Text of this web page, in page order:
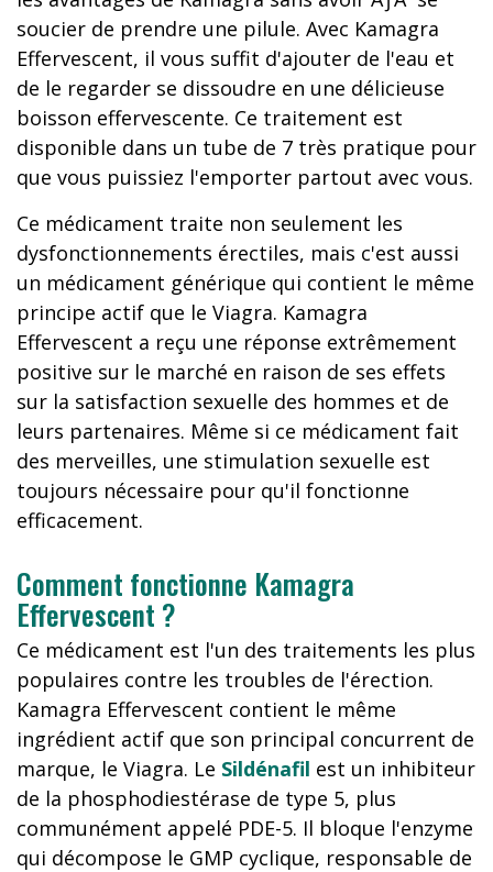
soucier de prendre une pilule. Avec Kamagra
Effervescent, il vous suffit d'ajouter de l'eau et
de le regarder se dissoudre en une délicieuse
boisson effervescente. Ce traitement est
disponible dans un tube de 7 très pratique pour
que vous puissiez l'emporter partout avec vous.
Ce médicament traite non seulement les
dysfonctionnements érectiles, mais c'est aussi
un médicament générique qui contient le même
principe actif que le Viagra. Kamagra
Effervescent a reçu une réponse extrêmement
positive sur le marché en raison de ses effets
sur la satisfaction sexuelle des hommes et de
leurs partenaires. Même si ce médicament fait
des merveilles, une stimulation sexuelle est
toujours nécessaire pour qu'il fonctionne
efficacement.
Comment fonctionne Kamagra
Effervescent ?
Ce médicament est l'un des traitements les plus
populaires contre les troubles de l'érection.
Kamagra Effervescent contient le même
ingrédient actif que son principal concurrent de
marque, le Viagra. Le Sildénafil est un inhibiteur
de la phosphodiestérase de type 5, plus
communément appelé PDE-5. Il bloque l'enzyme
qui décompose le GMP cyclique, responsable de